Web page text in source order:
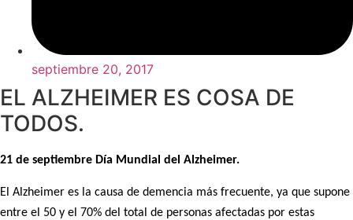
septiembre 20, 2017
EL ALZHEIMER ES COSA DE
TODOS.
21 de septiembre Día Mundial del Alzheimer.
El Alzheimer es la causa de demencia más frecuente, ya que supone
entre el 50 y el 70% del total de personas afectadas por estas